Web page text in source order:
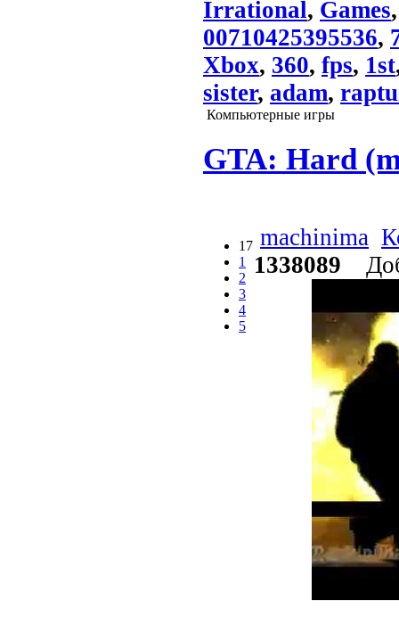
Irrational, Games
00710425395536,
Xbox, 360, fps, 1st
sister, adam,
Компьютерные игры
GTA: Hard
17
1
2
3
4
5
machinima
1338089